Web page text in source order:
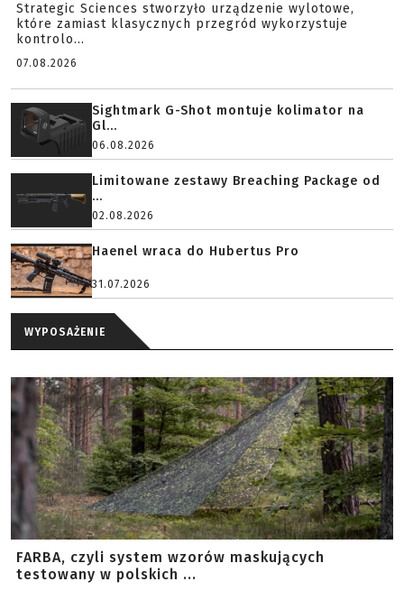
Strategic Sciences stworzyło urządzenie wylotowe,
które zamiast klasycznych przegród wykorzystuje
kontrolo...
07.08.2026
Sightmark G-Shot montuje kolimator na
Gl...
06.08.2026
Limitowane zestawy Breaching Package od
...
02.08.2026
Haenel wraca do Hubertus Pro
31.07.2026
WYPOSAŻENIE
FARBA, czyli system wzorów maskujących
testowany w polskich ...